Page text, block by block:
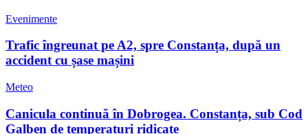
Evenimente
Trafic îngreunat pe A2, spre Constanța, după un
accident cu șase mașini
Meteo
Canicula continuă în Dobrogea. Constanța, sub Cod
Galben de temperaturi ridicate